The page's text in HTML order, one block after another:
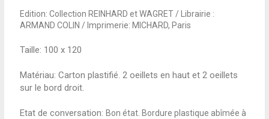
Edition: Collection REINHARD et WAGRET / Librairie :
ARMAND COLIN / Imprimerie: MICHARD, Paris
Taille: 100 x 120
Matériau: Carton plastifié. 2 oeillets en haut et 2 oeillets
sur le bord droit.
Etat de conversation: Bon état. Bordure plastique abîmée à